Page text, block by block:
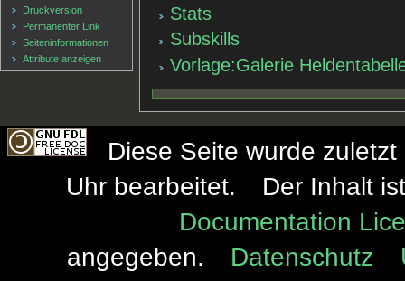
Stats
Subskills
Vorlage:Galerie
Druckversion
Permanenter Link
Seiten­informationen
Attribute anzeigen
Diese Seite wurde
Uhr bearbeitet.
Der Inhalt
Documentation
angegeben.
Datenschutz